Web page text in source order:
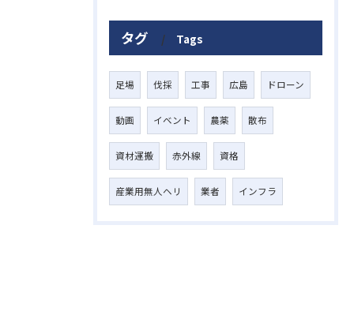
タグ Tags
足場 伐採 工事 広島 ドローン
動画 イベント 農薬 散布
資材運搬 赤外線 資格
産業用無人ヘリ 業者 インフラ